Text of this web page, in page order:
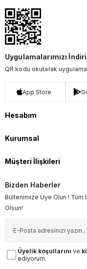
Uygulamalarımızı
QR kodu okutarak
App Store
Hesabım
Kurumsal
Müşteri İlişkileri
Bizden Haberler
Bültenimize Üye Olun ! Tüm
Olsun!
Üyelik koşullarını ve
ediyorum.